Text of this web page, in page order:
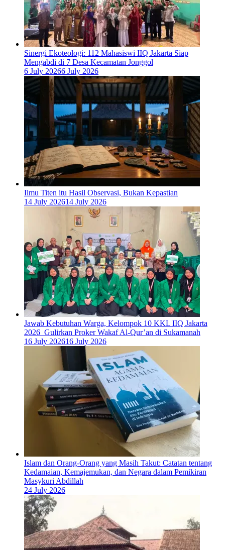
‎Sinergi Ekoteologi: 112 Mahasiswi IIQ Jakarta Siap
Mengabdi di 7 Desa Kecamatan Jonggol
6 July 20266 July 2026
Ilmu Titen itu Hasil Observasi, Bukan Kepastian
14 July 202614 July 2026
Jawab Kebutuhan Warga, Kelompok 10 KKL IIQ Jakarta
2026 Gulirkan Proker Wakaf Al-Qur’an di Sukamanah
16 July 202616 July 2026
Islam dan Orang-Orang yang Masih Takut: Catatan tentang
Kedamaian, Kemajemukan, dan Negara dalam Pemikiran
Masykuri Abdillah
24 July 2026